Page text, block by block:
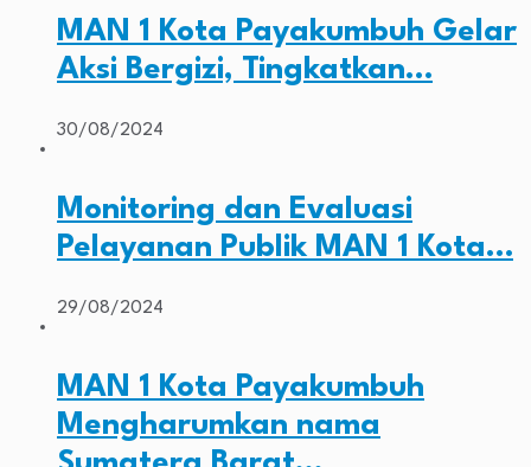
MAN 1 Kota Payakumbuh Gelar
Aksi Bergizi, Tingkatkan…
30/08/2024
Monitoring dan Evaluasi
Pelayanan Publik MAN 1 Kota…
29/08/2024
MAN 1 Kota Payakumbuh
Mengharumkan nama